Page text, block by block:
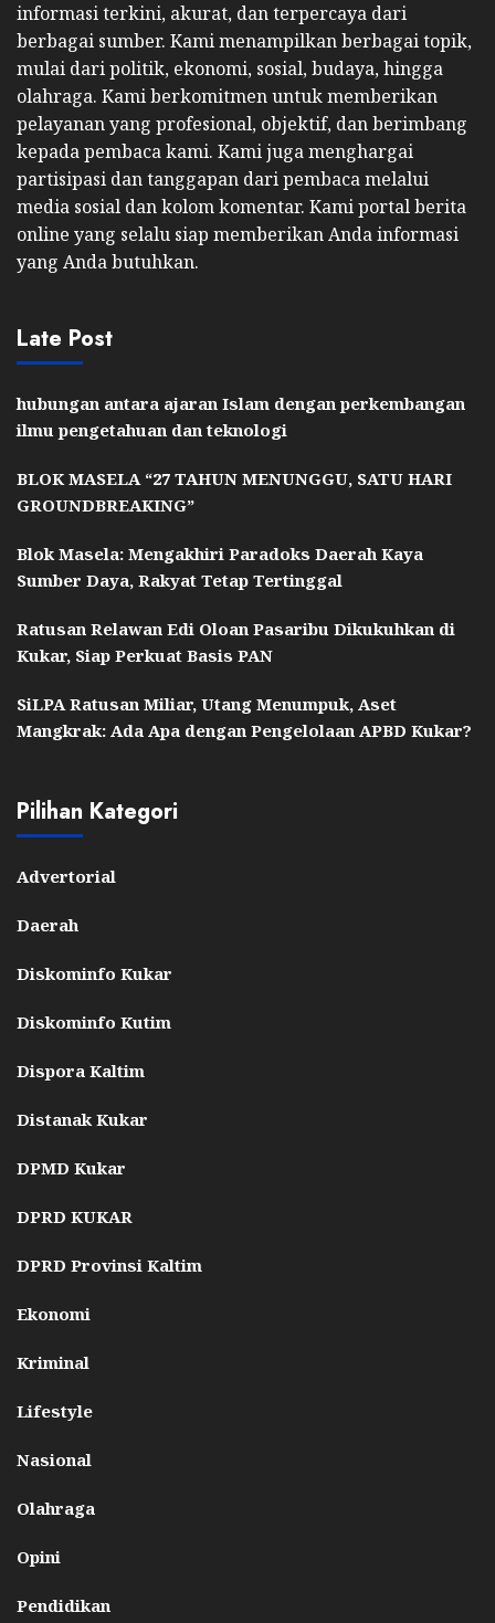
informasi terkini, akurat, dan terpercaya dari
berbagai sumber. Kami menampilkan berbagai topik,
mulai dari politik, ekonomi, sosial, budaya, hingga
olahraga. Kami berkomitmen untuk memberikan
pelayanan yang profesional, objektif, dan berimbang
kepada pembaca kami. Kami juga menghargai
partisipasi dan tanggapan dari pembaca melalui
media sosial dan kolom komentar. Kami portal berita
online yang selalu siap memberikan Anda informasi
yang Anda butuhkan.
Late Post
hubungan antara ajaran Islam dengan perkembangan
ilmu pengetahuan dan teknologi
BLOK MASELA “27 TAHUN MENUNGGU, SATU HARI
GROUNDBREAKING”
Blok Masela: Mengakhiri Paradoks Daerah Kaya
Sumber Daya, Rakyat Tetap Tertinggal
Ratusan Relawan Edi Oloan Pasaribu Dikukuhkan di
Kukar, Siap Perkuat Basis PAN
SiLPA Ratusan Miliar, Utang Menumpuk, Aset
Mangkrak: Ada Apa dengan Pengelolaan APBD Kukar?
Pilihan Kategori
Advertorial
Daerah
Diskominfo Kukar
Diskominfo Kutim
Dispora Kaltim
Distanak Kukar
DPMD Kukar
DPRD KUKAR
DPRD Provinsi Kaltim
Ekonomi
Kriminal
Lifestyle
Nasional
Olahraga
Opini
Pendidikan